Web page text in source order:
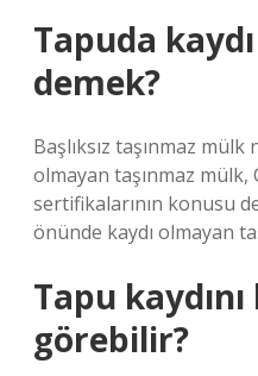
Tapuda
demek?
Başlıksız taşınmaz mülk
olmayan taşınmaz mülk,
sertifikalarının konusu
önünde kaydı olmayan
Tapu
görebilir?